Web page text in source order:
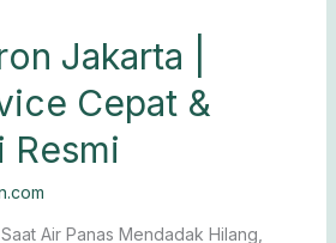
Jakarta |
Cepat &
Resmi
Air Panas Mendadak Hilang,